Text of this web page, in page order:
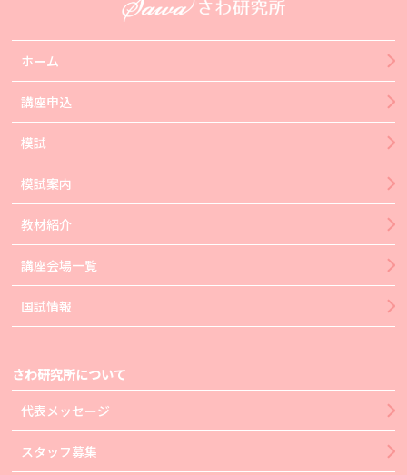
ホーム
講座申込
模試
模試案内
教材紹介
講座会場一覧
国試情報
さわ研究所について
代表メッセージ
スタッフ募集